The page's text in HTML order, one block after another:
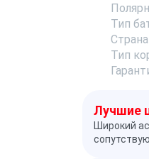
Тип
Тип
Лучшие
Широкий